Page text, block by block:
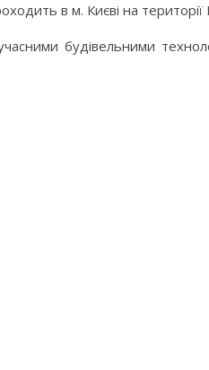
в м. Києві на
будівельними